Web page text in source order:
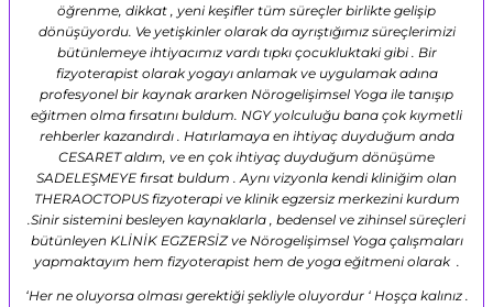
öğrenme, dikkat , yeni keşifler tüm süreçler birlikte gelişip
dönüşüyordu. Ve yetişkinler olarak da ayrıştığımız süreçlerimizi
bütünlemeye ihtiyacımız vardı tıpkı çocukluktaki gibi . Bir
fizyoterapist olarak yogayı anlamak ve uygulamak adına
profesyonel bir kaynak ararken Nörogelişimsel Yoga ile tanışıp
eğitmen olma fırsatını buldum. NGY yolculuğu bana çok kıymetli
rehberler kazandırdı . Hatırlamaya en ihtiyaç duyduğum anda
CESARET aldım, ve en çok ihtiyaç duyduğum dönüşüme
SADELEŞMEYE fırsat buldum . Aynı vizyonla kendi kliniğim olan
THERAOCTOPUS fizyoterapi ve klinik egzersiz merkezini kurdum
.Sinir sistemini besleyen kaynaklarla , bedensel ve zihinsel süreçleri
bütünleyen KLİNİK EGZERSİZ ve Nörogelişimsel Yoga çalışmaları
yapmaktayım hem fizyoterapist hem de yoga eğitmeni olarak .
‘Her ne oluyorsa olması gerektiği şekliyle oluyordur ‘ Hoşça kalınız .